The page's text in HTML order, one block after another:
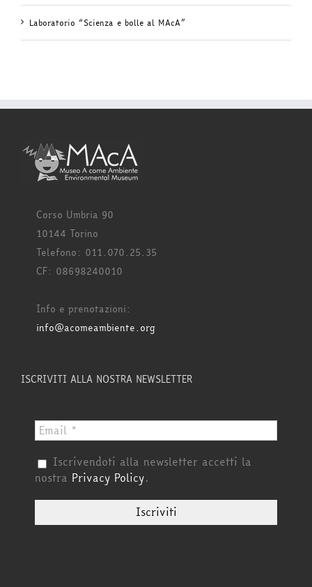
Laboratorio “Scienza e bolle al MAcA”
Corso Umbria 90
10144 Torino
Telefono: 011.070.25.35
CF: 08698240010
Info e prenotazioni:
info@acomeambiente.org
ISCRIVITI ALLA NOSTRA NEWSLETTER
Iscrivendoti alla newsletter accetti la
nostra Privacy Policy.